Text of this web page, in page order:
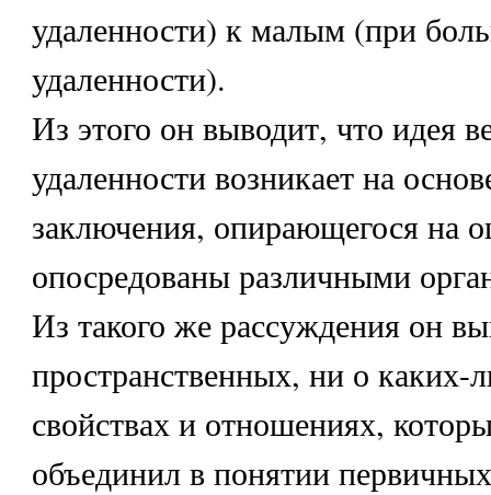
удаленности) к малым (при
удаленности).
Из этого он выводит, что идея
удаленности возникает на
заключения, опирающегося на
опосредованы различными
Из такого же рассуждения он
пространственных, ни о каких-
свойствах и отношениях,
объединил в понятии